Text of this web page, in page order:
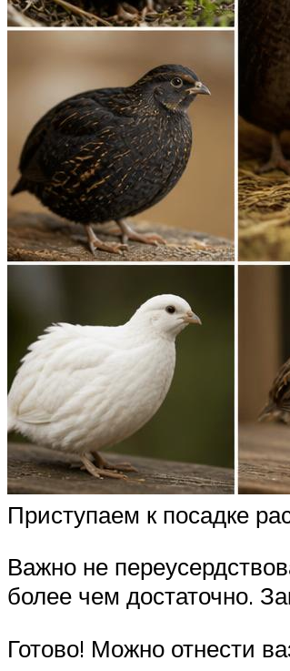
Приступаем к посадке
Важно не
более чем достаточно.
Готово! Можно отнести